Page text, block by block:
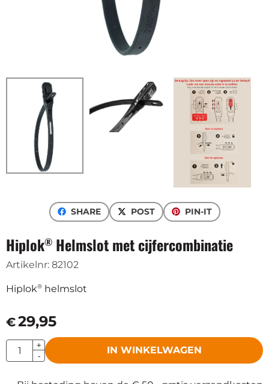
SHARE POST PIN-IT
Hiplok® Helmslot met cijfercombinatie
Artikelnr: 82102
Hiplok® helmslot
€29,95
Aantal
+
-
IN WINKELWAGEN